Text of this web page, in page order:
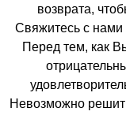
возврата,
Свяжитесь с
Перед тем, как
Невозможно